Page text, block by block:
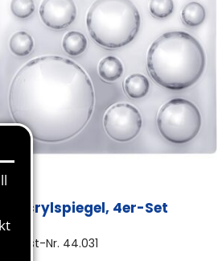
Acrylspiegel, 4er-Set
Best-Nr. 44.031